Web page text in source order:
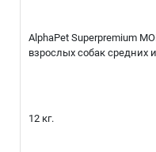
AlphaPet Superpremium
взрослых собак средних
12 кг.